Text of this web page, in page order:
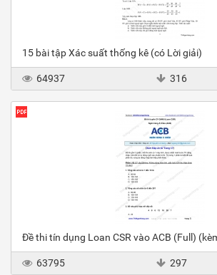
15 bài tập Xác suất thống kê (có Lời giải)
64937 316
Đề thi tín dụng Loan CSR vào ACB (Full)
63795 297